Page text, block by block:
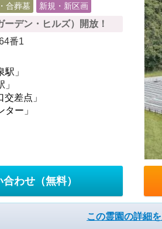
合葬墓 新規・新区画
デン・ヒルズ）開放！
番1
」
差点」
ター」
合わせ （無料）
この霊園の詳細